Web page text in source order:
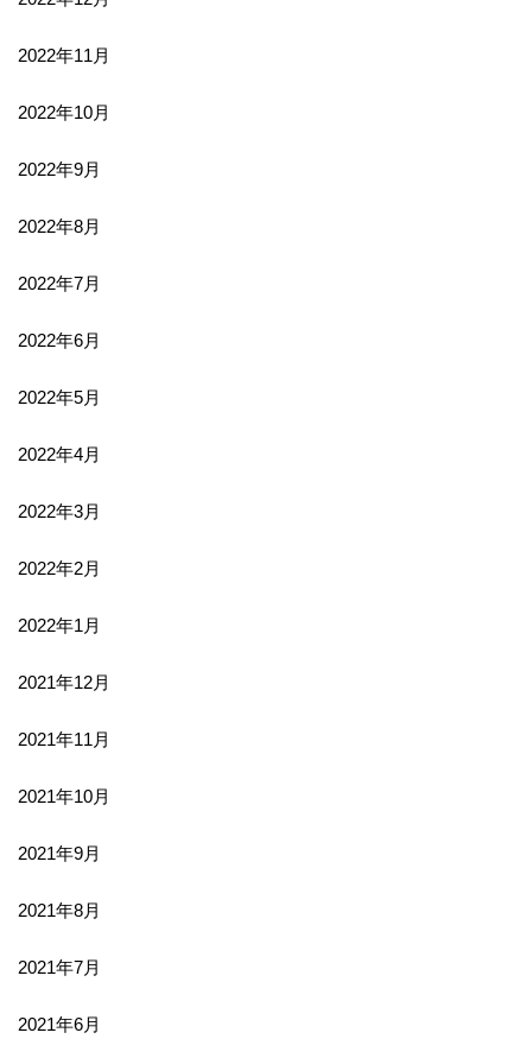
2022年11月
2022年10月
2022年9月
2022年8月
2022年7月
2022年6月
2022年5月
2022年4月
2022年3月
2022年2月
2022年1月
2021年12月
2021年11月
2021年10月
2021年9月
2021年8月
2021年7月
2021年6月